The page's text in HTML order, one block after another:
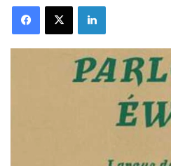
FacebookX Linkedin